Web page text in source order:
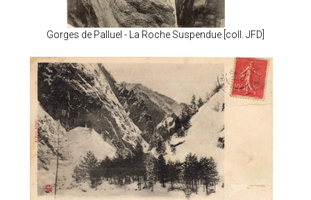
Gorges de Palluel - La Roche Suspendue [coll. JFD]